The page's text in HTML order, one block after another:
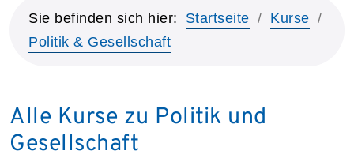
Sie befinden sich hier: Startseite
Kurse
Politik & Gesellschaft
Alle Kurse zu Politik und
Gesellschaft